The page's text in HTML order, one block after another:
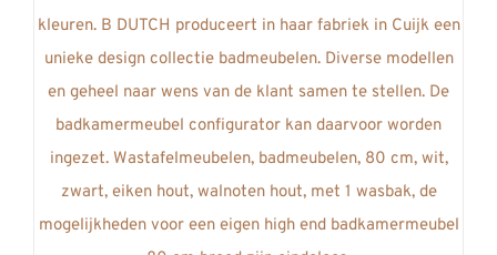
kan
gekozen
worden
op
de
productpagina